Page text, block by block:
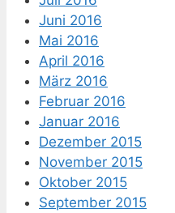
Juni 2016
Mai 2016
April 2016
März 2016
Februar 2016
Januar 2016
Dezember 2015
November 2015
Oktober 2015
September 2015